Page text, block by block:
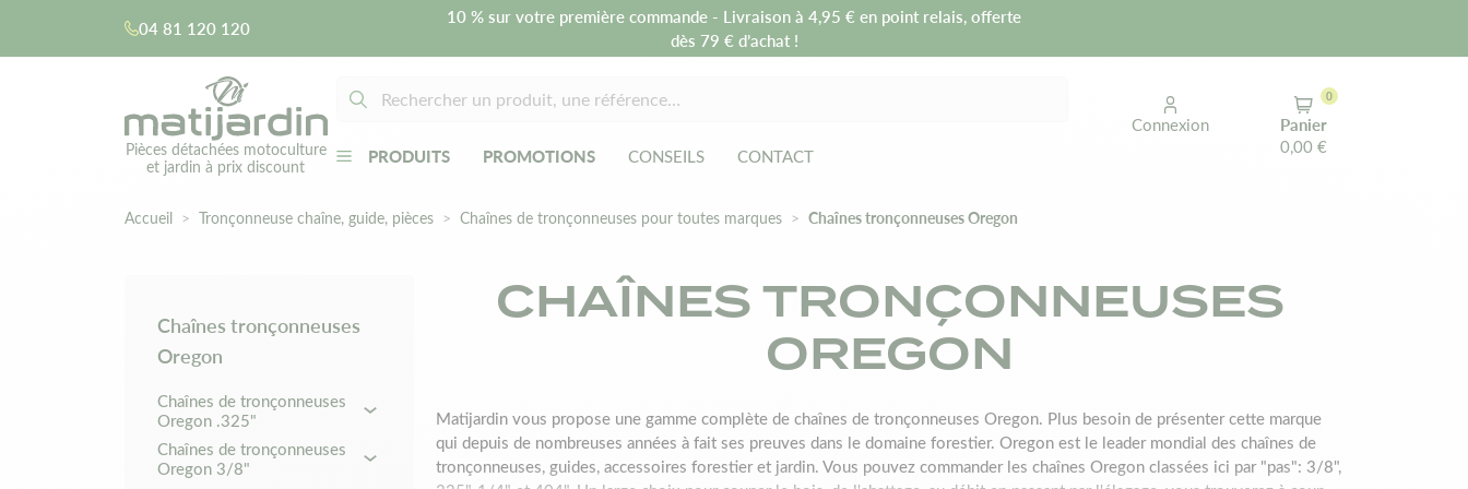
04 81 120 120
10 % sur votre première commande - Livraison à 4,95 € en point relais, offerte
dès 79 € d’achat !
Pièces détachées motoculture
et jardin à prix discount
PRODUITS PROMOTIONS CONSEILS CONTACT
Connexion
Panier
0,00 €
0
Accueil Tronçonneuse chaîne, guide, pièces Chaînes de tronçonneuses pour toutes marques Chaînes tronçonneuses Oregon
Chaînes tronçonneuses
Oregon
Chaînes de tronçonneuses
Oregon .325"
Chaînes de tronçonneuses
Oregon 3/8"
CHAÎNES TRONÇONNEUSES
OREGON
Matijardin vous propose une gamme complète de chaînes de tronçonneuses Oregon. Plus besoin de présenter cette marque
qui depuis de nombreuses années à fait ses preuves dans le domaine forestier. Oregon est le leader mondial des chaînes de
tronçonneuses, guides, accessoires forestier et jardin. Vous pouvez commander les chaînes Oregon classées ici par "pas": 3/8",